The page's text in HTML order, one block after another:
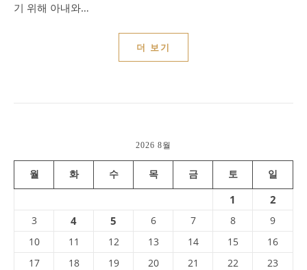
기 위해 아내와…
더 보기
2026 8월
월 화 수 목 금 토 일
1 2
3 4 5 6 7 8
9
10
11 12 13 14 15
16
17
18 19 20 21 22
23